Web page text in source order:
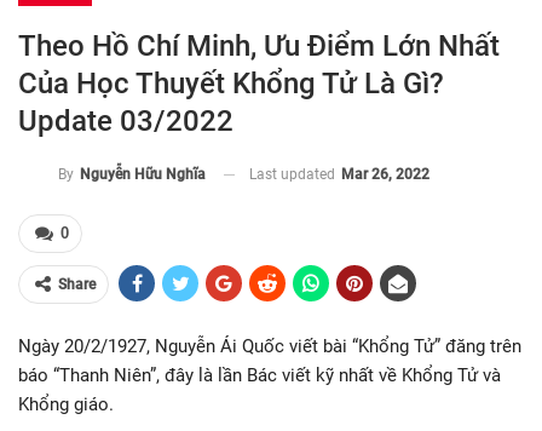
Theo Hồ Chí Minh, Ưu Điểm Lớn Nhất
Của Học Thuyết Khổng Tử Là Gì?
Update 03/2022
By Nguyễn Hữu Nghĩa Last updated Mar 26, 2022
0
Share
Ngày 20/2/1927, Nguyễn Ái Quốc viết bài “Khổng Tử” đăng trên
báo “Thanh Niên”, đây là lần Bác viết kỹ nhất về Khổng Tử và
Khổng giáo.